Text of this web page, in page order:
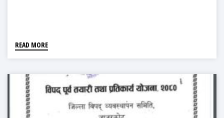
READ MORE